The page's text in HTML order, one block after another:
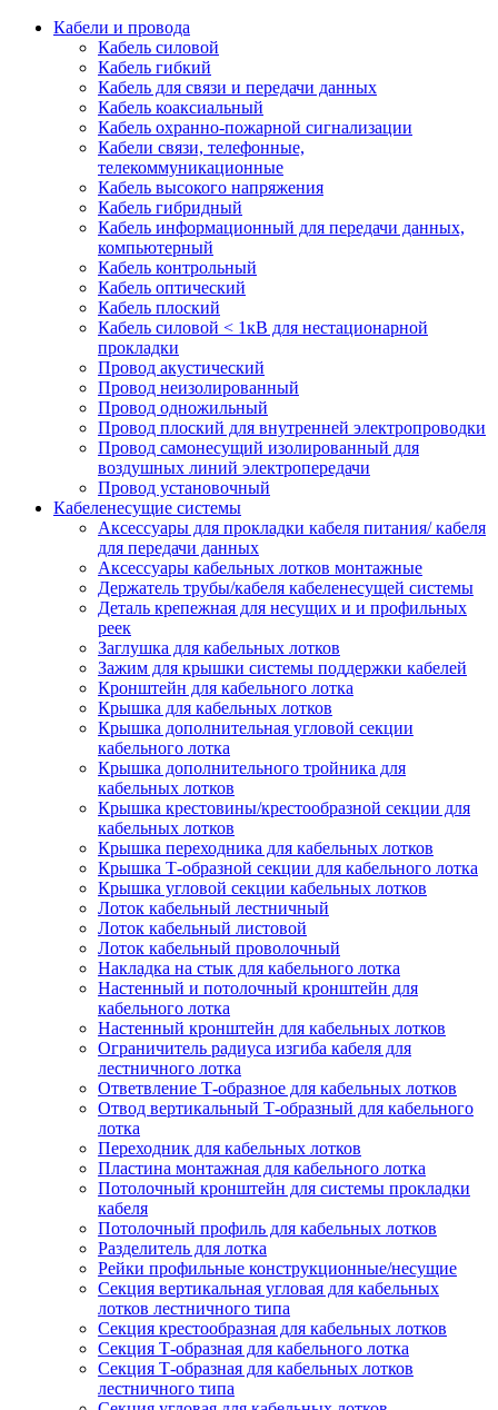
Кабели и провода
Кабель силовой
Кабель гибкий
Кабель для связи и передачи данных
Кабель коаксиальный
Кабель охранно-пожарной сигнализации
Кабели связи, телефонные,
телекоммуникационные
Кабель высокого напряжения
Кабель гибридный
Кабель информационный для передачи данных,
компьютерный
Кабель контрольный
Кабель оптический
Кабель плоский
Кабель силовой < 1кВ для нестационарной
прокладки
Провод акустический
Провод неизолированный
Провод одножильный
Провод плоский для внутренней электропроводки
Провод самонесущий изолированный для
воздушных линий электропередачи
Провод установочный
Кабеленесущие системы
Аксессуары для прокладки кабеля питания/ кабеля
для передачи данных
Аксессуары кабельных лотков монтажные
Держатель трубы/кабеля кабеленесущей системы
Деталь крепежная для несущих и и профильных
реек
Заглушка для кабельных лотков
Зажим для крышки системы поддержки кабелей
Кронштейн для кабельного лотка
Крышка для кабельных лотков
Крышка дополнительная угловой секции
кабельного лотка
Крышка дополнительного тройника для
кабельных лотков
Крышка крестовины/крестообразной секции для
кабельных лотков
Крышка переходника для кабельных лотков
Крышка Т-образной секции для кабельного лотка
Крышка угловой секции кабельных лотков
Лоток кабельный лестничный
Лоток кабельный листовой
Лоток кабельный проволочный
Накладка на стык для кабельного лотка
Настенный и потолочный кронштейн для
кабельного лотка
Настенный кронштейн для кабельных лотков
Ограничитель радиуса изгиба кабеля для
лестничного лотка
Ответвление Т-образное для кабельных лотков
Отвод вертикальный Т-образный для кабельного
лотка
Переходник для кабельных лотков
Пластина монтажная для кабельного лотка
Потолочный кронштейн для системы прокладки
кабеля
Потолочный профиль для кабельных лотков
Разделитель для лотка
Рейки профильные конструкционные/несущие
Секция вертикальная угловая для кабельных
лотков лестничного типа
Секция крестообразная для кабельных лотков
Секция Т-образная для кабельного лотка
Секция Т-образная для кабельных лотков
лестничного типа